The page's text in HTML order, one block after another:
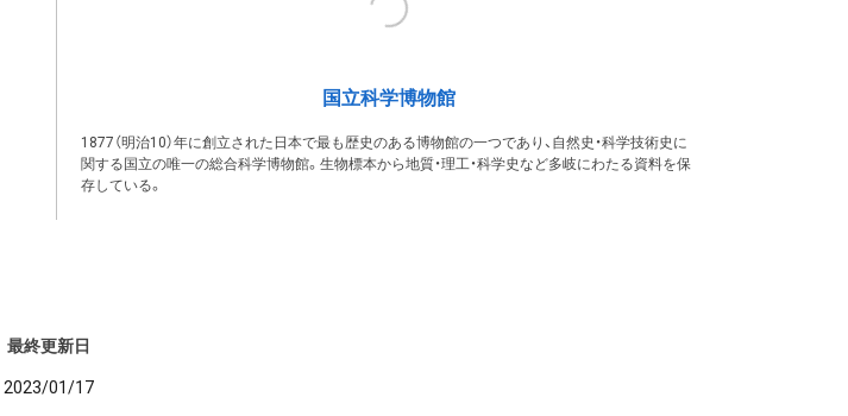
国立科学博物館
1877（明治10）年に創立された日本で最も歴史のある博物館の一つであり、自然史・科学技術史に
関する国立の唯一の総合科学博物館。生物標本から地質・理工・科学史など多岐にわたる資料を保
存している。
最終更新日
2023/01/17